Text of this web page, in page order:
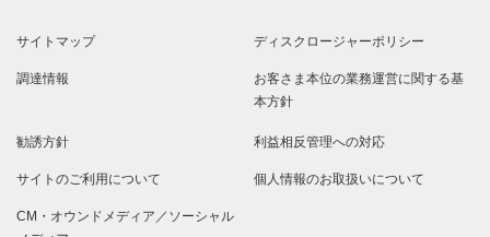
サイトマップ ディスクロージャーポリシー
調達情報 お客さま本位の業務運営に関する基
本方針
勧誘方針 利益相反管理への対応
サイトのご利用について 個人情報のお取扱いについて
CM・オウンドメディア／ソーシャル